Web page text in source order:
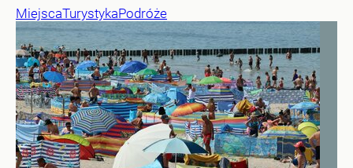
MiejscaTurystykaPodróże